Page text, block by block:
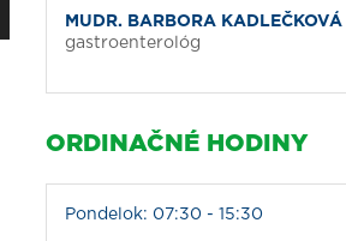
MUDR. BARBORA KADLEČKOVÁ
gastroenterológ
ORDINAČNÉ HODINY
Pondelok: 07:30 - 15:30